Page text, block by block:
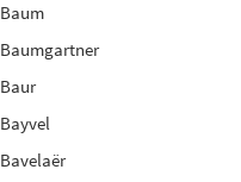
Baum
Baumgartner
Baur
Bayvel
Bavelaër